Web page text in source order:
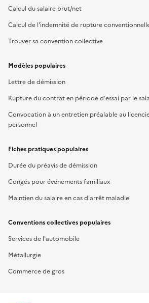
Calcul du salaire brut/net
Calcul de l'indemnité de rupture
Trouver sa convention collective
Modèles populaires
Lettre de démission
Rupture du contrat en période d'essai par le
Convocation à un entretien préalable au
personnel
Fiches pratiques populaires
Durée du préavis de démission
Congés pour événements familiaux
Maintien du salaire en cas d'arrêt maladie
Conventions collectives populaires
Services de l'automobile
Métallurgie
Commerce de gros